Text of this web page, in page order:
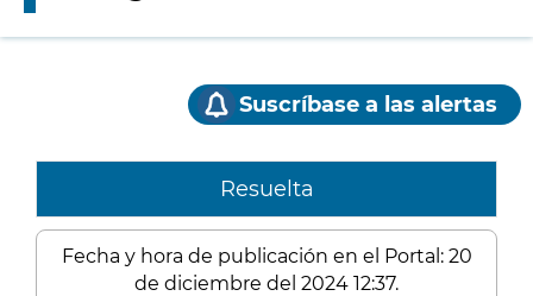
Suscríbase a las alertas
Resuelta
Fecha y hora de publicación en el Portal: 20
de diciembre del 2024 12:37.